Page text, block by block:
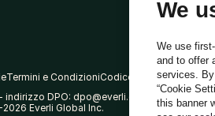
Termini e CondizioniCodice Etico
DPO: dpo@everli.com
Everli Global Inc.
We
We use
and to offer
services.
“Cookie
this banner